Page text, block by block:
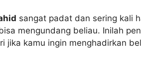
sangat padat dan sering kali
mengundang beliau. Inilah
jika kamu ingin menghadirkan